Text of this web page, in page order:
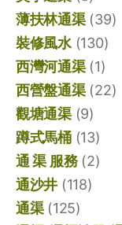
薄扶林通渠(39)
裝修風水(130)
西灣河通渠(1)
西營盤通渠(22)
觀塘通渠(9)
蹲式馬桶(13)
通 渠 服務(2)
通沙井 (118)
通渠(125)